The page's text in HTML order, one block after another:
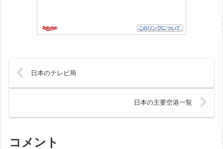
日本のテレビ局
日本の主要空港一覧
コメント